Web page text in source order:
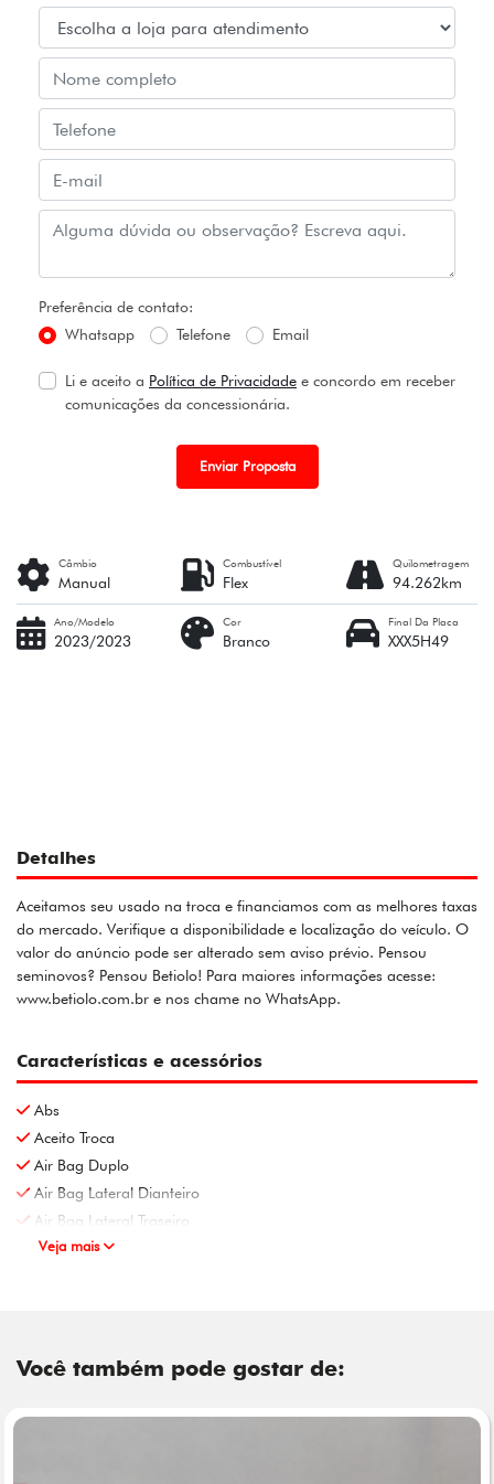
Preferência de contato:
Whatsapp
Telefone Email
Li e aceito a Política de Privacidade e concordo em receber
comunicações da concessionária.
Enviar Proposta
Câmbio
Manual
Combustível
Flex
Quilometragem
94.262km
Ano/Modelo
2023/2023
Cor
Branco
Final Da Placa
XXX5H49
Detalhes
Aceitamos seu usado na troca e financiamos com as melhores taxas
do mercado. Verifique a disponibilidade e localização do veículo. O
valor do anúncio pode ser alterado sem aviso prévio. Pensou
seminovos? Pensou Betiolo! Para maiores informações acesse:
www.betiolo.com.br e nos chame no WhatsApp.
Características e acessórios
Abs
Aceito Troca
Air Bag Duplo
Air Bag Lateral Dianteiro
Air Bag Lateral Traseiro
Veja mais
Você também pode gostar de: